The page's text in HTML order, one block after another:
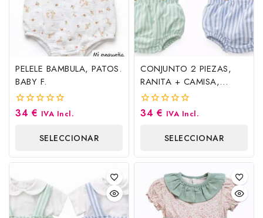
PELELE BAMBULA, PATOS.
BABY F.
0
34 € IVA Incl.
SELECCIONAR
OPCIONES
CONJUNTO 2 PIEZAS,
RANITA + CAMISA,
VERDE AGUA. BABY F.
0
34 € IVA Incl.
SELECCIONAR
OPCIONES